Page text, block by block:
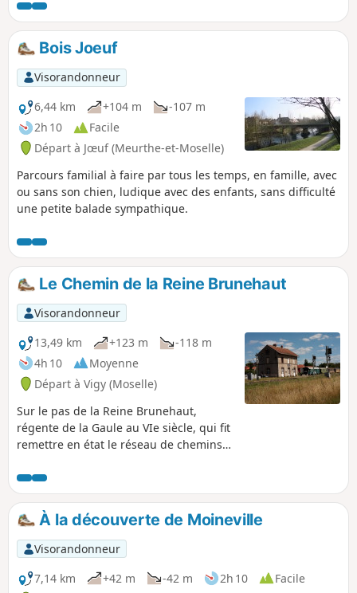
Bois Joeuf
Visorandonneur
6,44 km
+104 m
-107 m
2h 10
Facile
Départ à Jœuf (Meurthe-et-Moselle)
Parcours familial à faire par tous les temps, en famille, avec
ou sans son chien, ludique avec des enfants, sans difficulté
une petite balade sympathique.
Le Chemin de la Reine Brunehaut
Visorandonneur
13,49 km
+123 m
-118 m
4h 10
Moyenne
Départ à Vigy (Moselle)
Sur le pas de la Reine Brunehaut,
régente de la Gaule au VIe siècle, qui fit
remettre en état le réseau de chemins
À la découverte de Moineville
Visorandonneur
7,14 km
+42 m -42 m 2h 10
Facile